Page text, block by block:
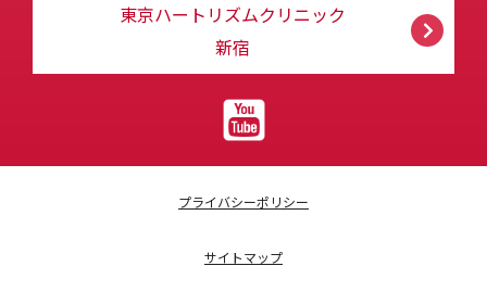
東京ハートリズムクリニック
新宿
プライバシーポリシー
サイトマップ